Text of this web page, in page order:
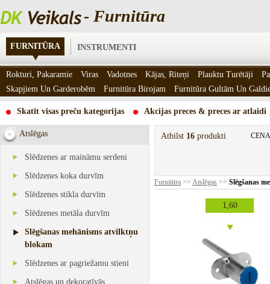
- Furnitūra
FURNITŪRA INSTRUMENTI
Skatīt visas preču kategorijas Akcijas preces & preces ar atlaidi
Atslēgas
Slēdzenes ar maināmu serdeni
Slēdzenes koka durvīm
Slēdzenes stikla durvīm
Slēdzenes metāla durvīm
Slēgšanas mehānisms atvilktņu
blokam
Slēdzenes ar pagriežamu stieni
Atslēgas un dekoratīvās
Atbilst 16 produkti
Furnitūra >> Atslēgas >> Slēgšanas
1,60
Rokturi, Pakaramie Viras Vadotnes Kājas, Riteņi Plauktu Turētāji
Skapjiem Un Garderobēm
Furnitūra Birojam Furnitūra Gultām Un